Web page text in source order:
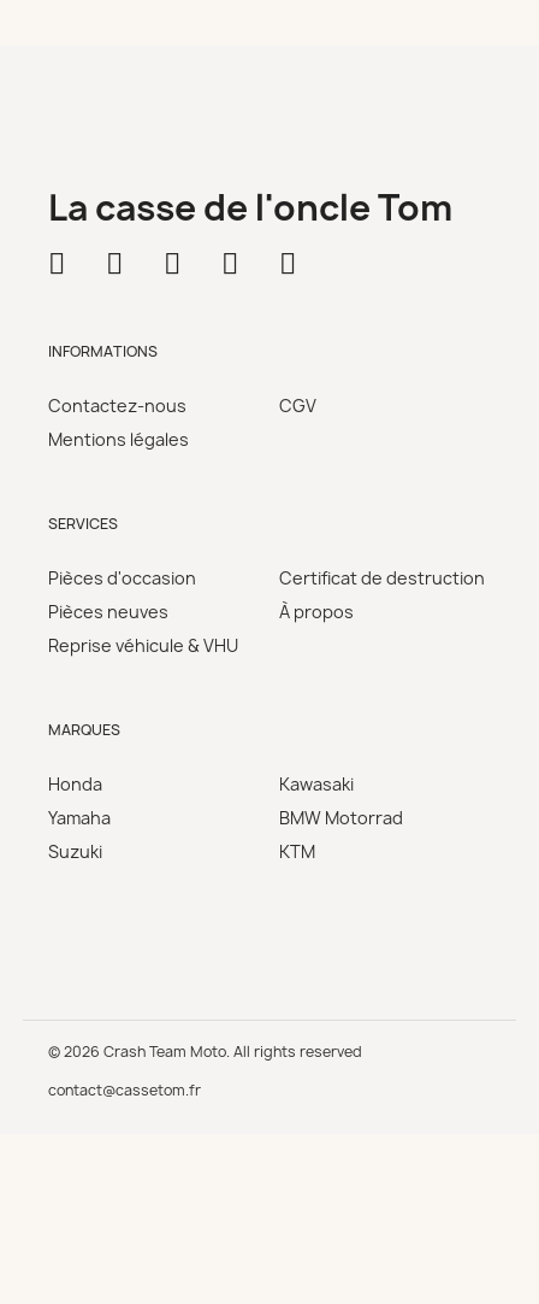
La casse de l'oncle Tom
INFORMATIONS
Contactez-nous
Mentions légales
CGV
SERVICES
Pièces d'occasion
Pièces neuves
Reprise véhicule & VHU
Certificat de destruction
À propos
MARQUES
Honda
Yamaha
Suzuki
Kawasaki
BMW Motorrad
KTM
© 2026 Crash Team Moto. All rights reserved
contact@cassetom.fr